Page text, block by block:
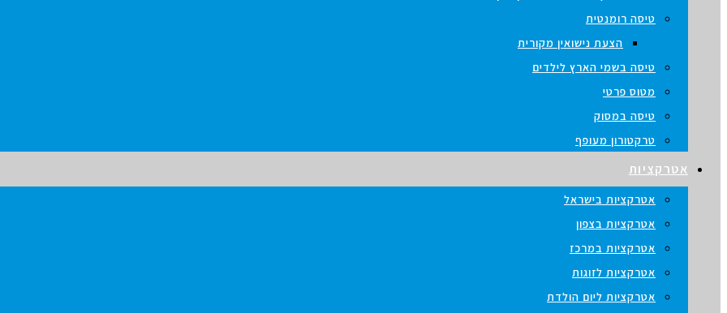
טיסה רומנטית
הצעת נישואין מקורית
טיסה בשמי הארץ לילדים
מטוס פרטי
טיסה במסוק
טרקטורון מעופף
אטרקציות
אטרקציות בישראל
אטרקציות בצפון
אטרקציות במרכז
אטרקציות לזוגות
אטרקציות ליום הולדת